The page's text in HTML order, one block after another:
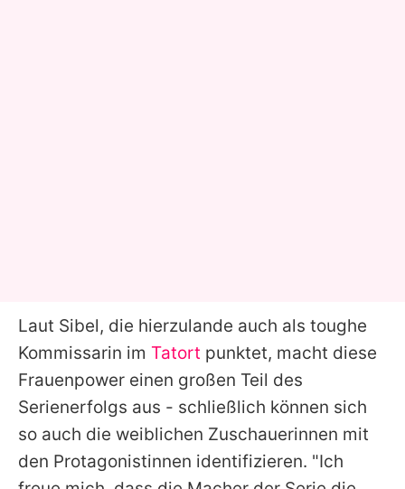
Laut Sibel, die hierzulande auch als toughe
Kommissarin im Tatort punktet, macht diese
Frauenpower einen großen Teil des
Serienerfolgs aus - schließlich können sich
so auch die weiblichen Zuschauerinnen mit
den Protagonistinnen identifizieren. "Ich